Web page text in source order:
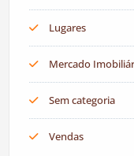
Lugares
Mercado
Sem categoria
Vendas